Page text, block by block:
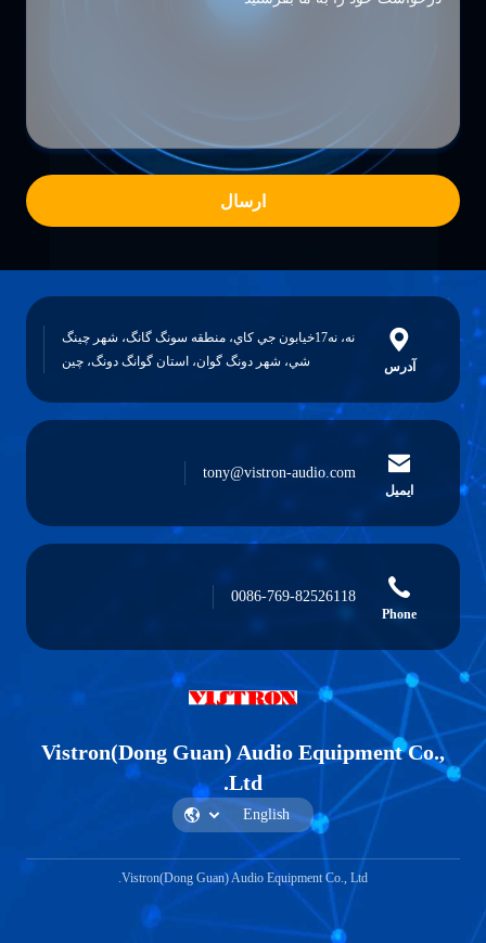
نه، نه17خيابون جي کاي، منطقه سونگ گانگ، شهر چينگ
شي، شهر دونگ گوان، استان گوانگ دونگ، چين
tony@vistron-audio.com
0086-769-82526118
Vistron(Dong Guan) Audio
Ltd.
Vistron(Dong Guan) Audio Equipment Co.,